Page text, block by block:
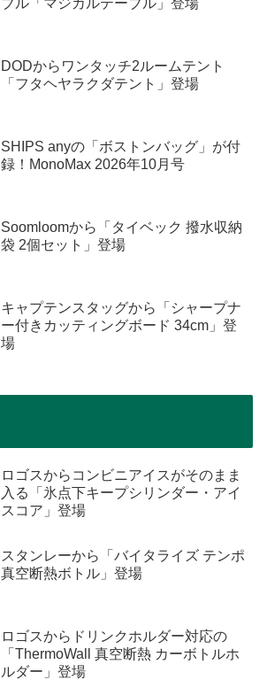
ブル「マジカルテーブル」登場
DODからワンタッチ2ルームテント
「フタヘヤラクダテント」登場
SHIPS anyの「ボストンバッグ」が付
録！MonoMax 2026年10月号
Soomloomから「タイベック 撥水収納
袋 2個セット」登場
キャプテンスタッグから「シャープナ
ー付きカッティングボード 34cm」登
場
ロゴスからコンビニアイスがそのまま
入る「氷点下キープシリンダー・アイ
スコア」登場
スタンレーから「バイタライズ テンポ
真空断熱ボトル」登場
ロゴスからドリンクホルダー対応の
「ThermoWall 真空断熱 カーボトルホ
ルダー」登場